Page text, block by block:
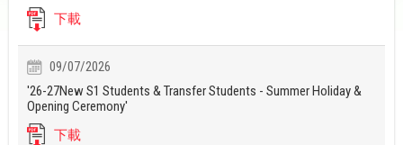
下載
09/07/2026
'26-27New S1 Students & Transfer Students - Summer Holiday &
Opening Ceremony'
下載